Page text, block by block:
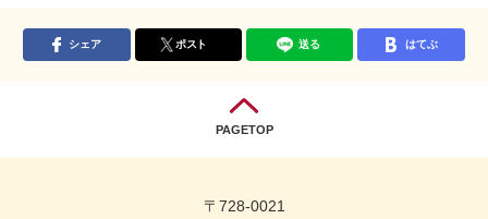
シェア ポスト 送る はてぶ
PAGETOP
〒728-0021